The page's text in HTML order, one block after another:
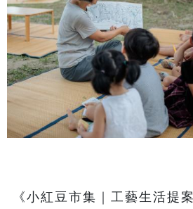
《小紅豆市集｜工藝生活提